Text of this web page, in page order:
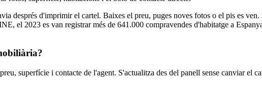
després d'imprimir el cartel. Baixes el preu, puges noves fotos o el pis es
el 2023 es van registrar més de 641.000 compravendes d'habitatge a
superfície i contacte de l'agent. S'actualitza des del panell sense canviar el